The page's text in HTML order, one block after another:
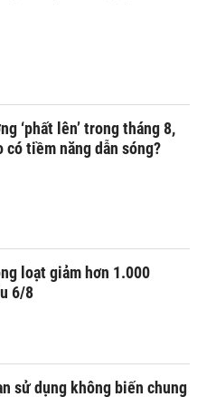
‘phất lên’ trong tháng 8,
có tiềm năng dẫn sóng?
loạt giảm hơn 1.000
6/8
sử dụng không biến chung